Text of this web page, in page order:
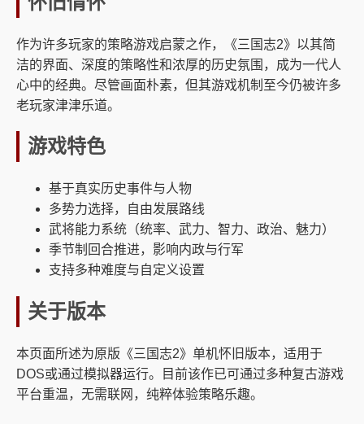
作为许多玩家的策略游戏启蒙之作，《三国志2》以其简
洁的界面、深度的策略性和浓厚的历史氛围，成为一代人
心中的经典。尽管画面朴素，但其游戏机制至今仍被许多
老玩家津津乐道。
游戏特色
基于真实历史事件与人物
多势力选择，自由发展路线
武将能力系统（统率、武力、智力、政治、魅力）
季节制回合推进，影响内政与行军
支持多种难度与自定义设置
关于版本
本页面所述为原版《三国志2》单机怀旧版本，适用于
DOS或通过模拟器运行。目前该作已可通过多种复古游戏
平台重温，无需联网，纯粹体验策略乐趣。